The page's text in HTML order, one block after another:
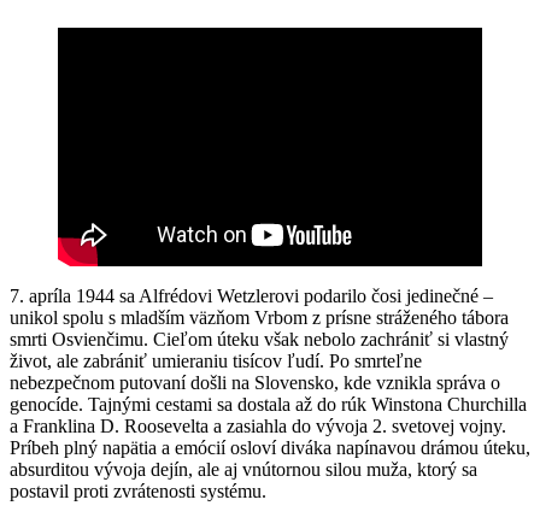
7. apríla 1944 sa Alfrédovi Wetzlerovi podarilo čosi jedinečné –
unikol spolu s mladším väzňom Vrbom z prísne stráženého tábora
smrti Osvienčimu. Cieľom úteku však nebolo zachrániť si vlastný
život, ale zabrániť umieraniu tisícov ľudí. Po smrteľne
nebezpečnom putovaní došli na Slovensko, kde vznikla správa o
genocíde. Tajnými cestami sa dostala až do rúk Winstona Churchilla
a Franklina D. Roosevelta a zasiahla do vývoja 2. svetovej vojny.
Príbeh plný napätia a emócií osloví diváka napínavou drámou úteku,
absurditou vývoja dejín, ale aj vnútornou silou muža, ktorý sa
postavil proti zvrátenosti systému.